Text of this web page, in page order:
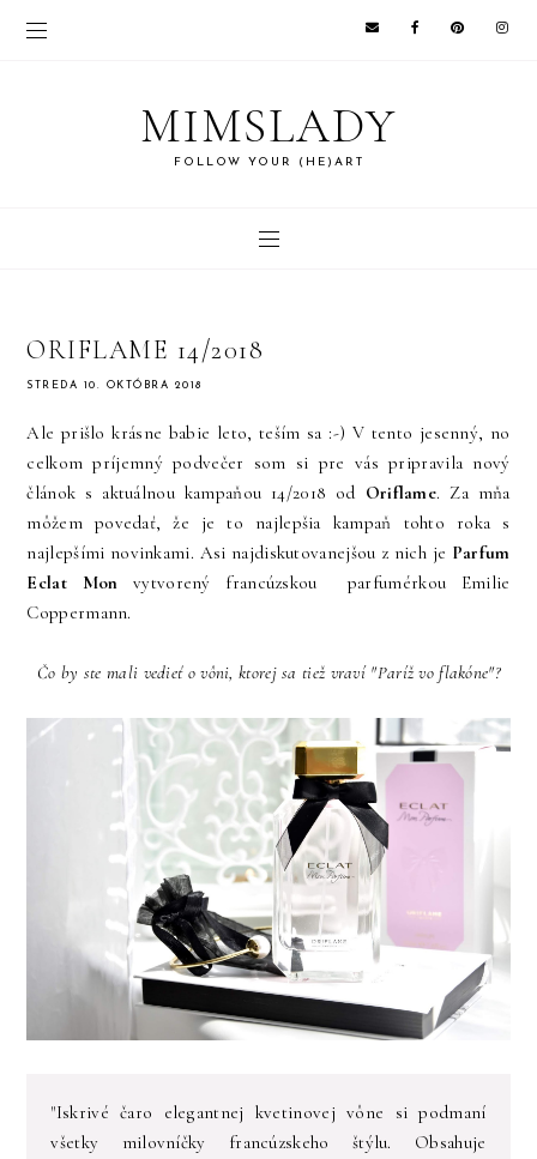
MIMSLADY
FOLLOW YOUR (HE)ART
ORIFLAME 14/2018
STREDA 10. OKTÓBRA 2018
Ale prišlo krásne babie leto, teším sa :-) V tento jesenný, no
celkom príjemný podvečer som si pre vás pripravila nový
článok s aktuálnou kampaňou 14/2018 od Oriflame. Za mňa
môžem povedať, že je to najlepšia kampaň tohto roka s
najlepšími novinkami. Asi najdiskutovanejšou z nich je Parfum
Eclat Mon vytvorený francúzskou parfumérkou Emilie
Coppermann.
Čo by ste mali vedieť o vôni, ktorej sa tiež vraví "Paríž vo flakóne"?
"Iskrivé čaro elegantnej kvetinovej vône si podmaní
všetky milovníčky francúzskeho štýlu. Obsahuje